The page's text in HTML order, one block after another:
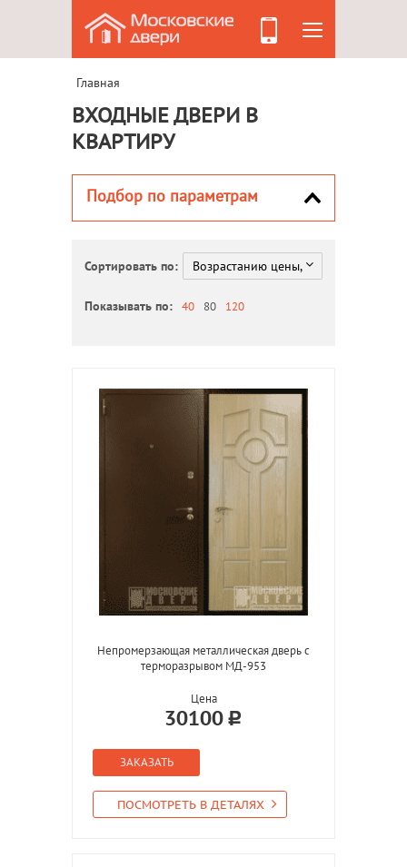
Главная
ВХОДНЫЕ ДВЕРИ В
КВАРТИРУ
Подбор по параметрам
Сортировать по:
Показывать по: 40 80 120
Непромерзающая металлическая дверь с
терморазрывом МД-953
Цена
30100
ЗАКАЗАТЬ
ПОСМОТРЕТЬ В ДЕТАЛЯХ